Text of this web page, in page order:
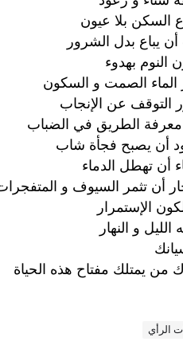
السكن بلا عيون
يباع بدل الشرور
النوم بهدوء
الصمت و السكون
التوقف عن الإنجاب
معرفة الطريق في الضباب
أن يصبح فجأة شاب
أن تهطل الدماء
أن تثمر السيوف و
الإستمرار
و النهار
من يمتلك مفتاح هذه الحياة
الرأي